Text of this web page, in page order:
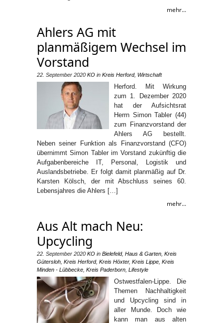
mehr...
Ahlers AG mit
planmäßigem Wechsel im
Vorstand
22. September 2020 KO in Kreis Herford, Wirtschaft
Herford. Mit Wirkung
zum 1. Dezember 2020
hat der Aufsichtsrat
Herrn Simon Tabler (44)
zum Finanzvorstand der
Ahlers AG bestellt.
Neben seiner Funktion als Finanzvorstand (CFO)
übernimmt Simon Tabler im Vorstand zukünftig die
Aufgabenbereiche IT, Personal, Logistik und
Auslandsbetriebe. Er folgt damit planmäßig auf Dr.
Karsten Kölsch, der mit Abschluss seines 60.
Lebensjahres die Ahlers […]
mehr...
Aus Alt mach Neu:
Upcycling
22. September 2020 KO in Bielefeld, Haus & Garten Kreis
Gütersloh Kreis Herford, Kreis Höxter, Kreis Lippe Kreis
Minden - Lübbecke Kreis Paderborn Lifestyle
Ostwestfalen-Lippe. Die
Themen Nachhaltigkeit
und Upcycling sind in
aller Munde. Doch wie
kann man aus alten